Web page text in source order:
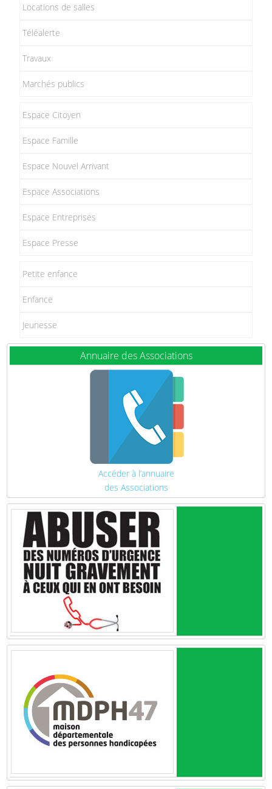
Locations de salles
Téléalerte
Travaux
Marchés publics
Espace Citoyen
Espace Famille
Espace Nouvel Arrivant
Espace Associations
Espace Entreprises
Espace Presse
Petite enfance
Enfance
Jeunesse
Annuaire des Associations
Accéder à l’annuaire
des Associations